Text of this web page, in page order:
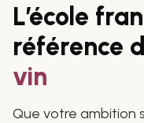
L’école
référence
vin
Que votre ambition